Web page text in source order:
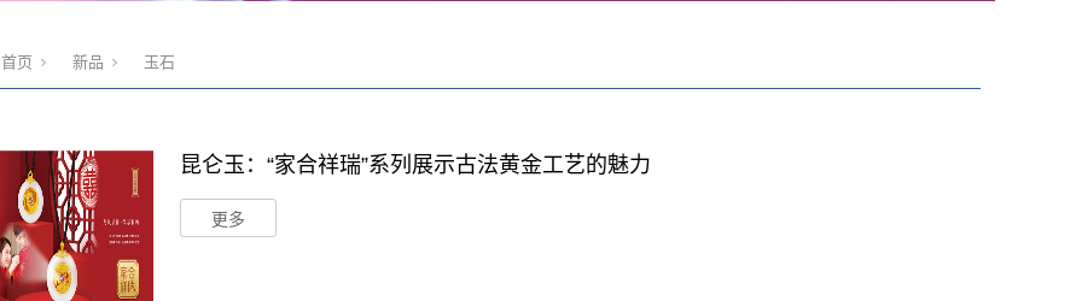
首页 新品 玉石
昆仑玉：“家合祥瑞”系列展示古法黄金工艺的魅力
更多